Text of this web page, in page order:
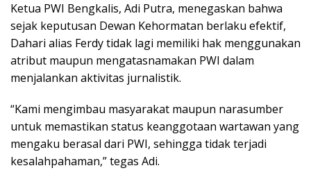
Ketua PWI Bengkalis, Adi Putra, menegaskan bahwa
sejak keputusan Dewan Kehormatan berlaku efektif,
Dahari alias Ferdy tidak lagi memiliki hak menggunakan
atribut maupun mengatasnamakan PWI dalam
menjalankan aktivitas jurnalistik.
“Kami mengimbau masyarakat maupun narasumber
untuk memastikan status keanggotaan wartawan yang
mengaku berasal dari PWI, sehingga tidak terjadi
kesalahpahaman,” tegas Adi.